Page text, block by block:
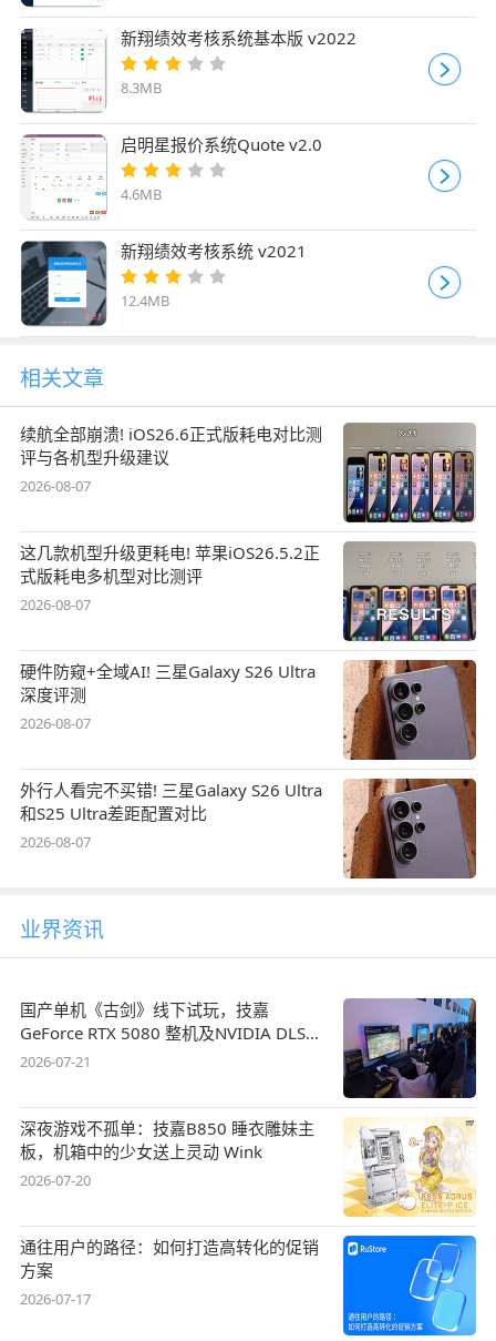
新翔绩效考核系统基本版 v2022
8.3MB
启明星报价系统Quote v2.0
4.6MB
新翔绩效考核系统 v2021
12.4MB
相关文章
续航全部崩溃! iOS26.6正式版耗电对比测
评与各机型升级建议
2026-08-07
这几款机型升级更耗电! 苹果iOS26.5.2正
式版耗电多机型对比测评
2026-08-07
硬件防窥+全域AI! 三星Galaxy S26 Ultra
深度评测
2026-08-07
外行人看完不买错! 三星Galaxy S26 Ultra
和S25 Ultra差距配置对比
2026-08-07
业界资讯
国产单机《古剑》线下试玩，技嘉
GeForce RTX 5080 整机及NVIDIA DLSS
4.5呈现国风盛宴
2026-07-21
深夜游戏不孤单：技嘉B850 睡衣雕妹主
板，机箱中的少女送上灵动 Wink
2026-07-20
通往用户的路径：如何打造高转化的促销
方案
2026-07-17